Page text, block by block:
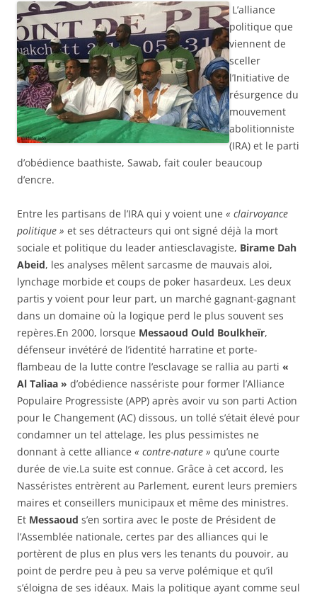
L’alliance
politique que
viennent de
sceller
l’Initiative de
résurgence du
mouvement
abolitionniste
(IRA) et le parti
d’obédience baathiste, Sawab, fait couler beaucoup
d’encre.
Entre les partisans de l’IRA qui y voient une « clairvoyance
politique » et ses détracteurs qui ont signé déjà la mort
sociale et politique du leader antiesclavagiste, Birame Dah
Abeid, les analyses mêlent sarcasme de mauvais aloi,
lynchage morbide et coups de poker hasardeux. Les deux
partis y voient pour leur part, un marché gagnant-gagnant
dans un domaine où la logique perd le plus souvent ses
repères.En 2000, lorsque Messaoud Ould Boulkheïr,
défenseur invétéré de l’identité harratine et porte-
flambeau de la lutte contre l’esclavage se rallia au parti «
Al Taliaa » d’obédience nassériste pour former l’Alliance
Populaire Progressiste (APP) après avoir vu son parti Action
pour le Changement (AC) dissous, un tollé s’était élevé pour
condamner un tel attelage, les plus pessimistes ne
donnant à cette alliance « contre-nature » qu’une courte
durée de vie.La suite est connue. Grâce à cet accord, les
Nasséristes entrèrent au Parlement, eurent leurs premiers
maires et conseillers municipaux et même des ministres.
Et Messaoud s’en sortira avec le poste de Président de
l’Assemblée nationale, certes par des alliances qui le
portèrent de plus en plus vers les tenants du pouvoir, au
point de perdre peu à peu sa verve polémique et qu’il
s’éloigna de ses idéaux. Mais la politique ayant comme seul